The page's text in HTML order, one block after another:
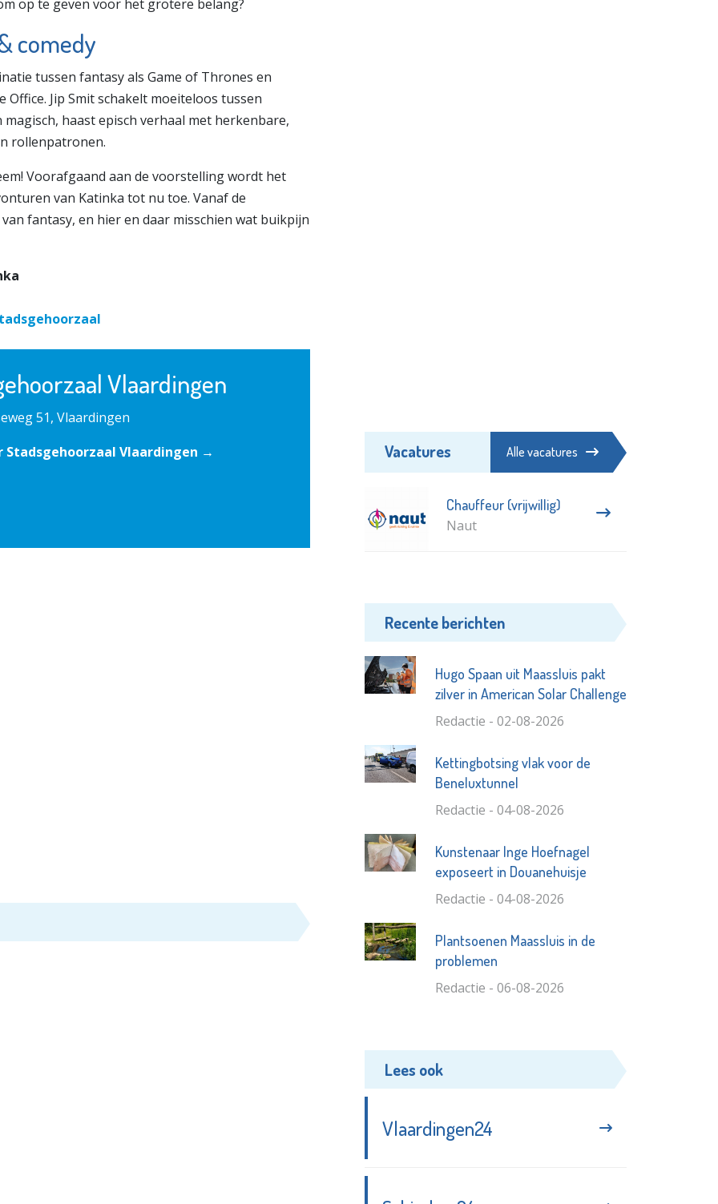
op te geven voor het grotere belang?
comedy
tussen fantasy als Game of Thrones en
Jip Smit schakelt moeiteloos tussen
haast episch verhaal met herkenbare,
rollenpatronen.
Voorafgaand aan de voorstelling wordt het
van Katinka tot nu toe. Vanaf de
fantasy, en hier en daar misschien wat buikpijn
Vlaardingen
51, Vlaardingen
Stadsgehoorzaal Vlaardingen →
Vacatures Alle vacatures
Chauffeur (vrijwillig)
Naut
Recente berichten
Hugo Spaan uit Maassluis pakt
zilver in American Solar Challenge
Redactie - 02-08-2026
Kettingbotsing vlak voor de
Beneluxtunnel
Redactie - 04-08-2026
Kunstenaar Inge Hoefnagel
exposeert in Douanehuisje
Redactie - 04-08-2026
Plantsoenen Maassluis in de
problemen
Redactie - 06-08-2026
Lees ook
Vlaardingen24